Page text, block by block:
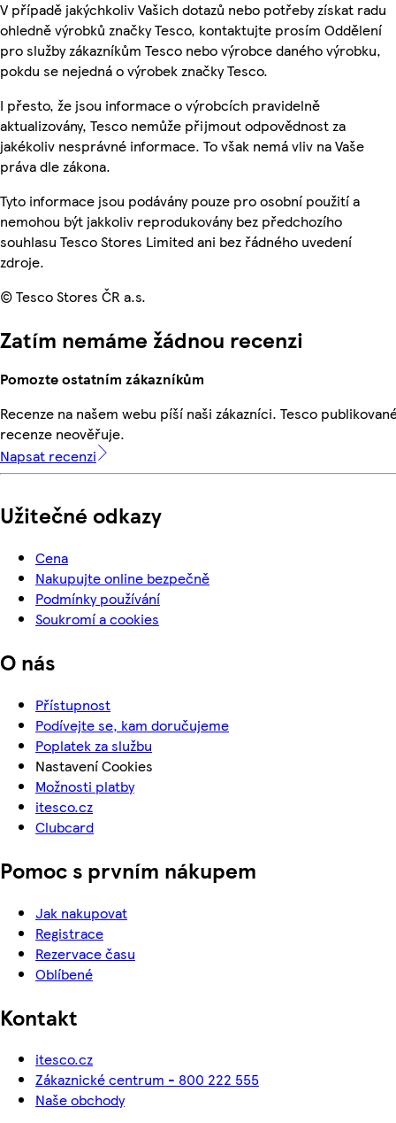
V případě jakýchkoliv Vašich dotazů nebo potřeby získat radu
ohledně výrobků značky Tesco, kontaktujte prosím Oddělení
pro služby zákazníkům Tesco nebo výrobce daného výrobku,
pokdu se nejedná o výrobek značky Tesco.
I přesto, že jsou informace o výrobcích pravidelně
aktualizovány, Tesco nemůže přijmout odpovědnost za
jakékoliv nesprávné informace. To však nemá vliv na Vaše
práva dle zákona.
Tyto informace jsou podávány pouze pro osobní použití a
nemohou být jakkoliv reprodukovány bez předchozího
souhlasu Tesco Stores Limited ani bez řádného uvedení
zdroje.
© Tesco Stores ČR a.s.
Zatím nemáme žádnou recenzi
Pomozte ostatním zákazníkům
Recenze na našem webu píší naši zákazníci. Tesco
recenze neověřuje.
Napsat recenzi
Užitečné odkazy
Cena
Nakupujte online bezpečně
Podmínky používání
Soukromí a cookies
O nás
Přístupnost
Podívejte se, kam doručujeme
Poplatek za službu
Nastavení Cookies
Možnosti platby
itesco.cz
Clubcard
Pomoc s prvním nákupem
Jak nakupovat
Registrace
Rezervace času
Oblíbené
Kontakt
itesco.cz
Zákaznické centrum - 800 222 555
Naše obchody